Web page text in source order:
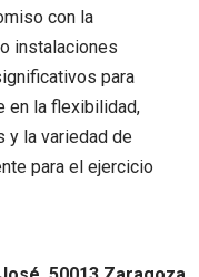
con la
instalaciones
para
en la flexibilidad,
y la variedad de
para el ejercicio